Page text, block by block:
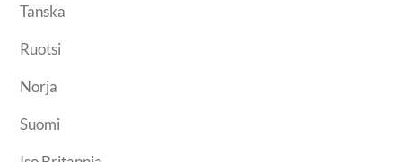
Tanska
Ruotsi
Norja
Suomi